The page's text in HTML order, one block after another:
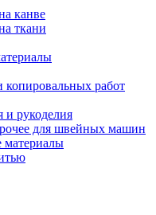
канве
ткани
копировальных работ
и рукоделия
для швейных машин
материалы